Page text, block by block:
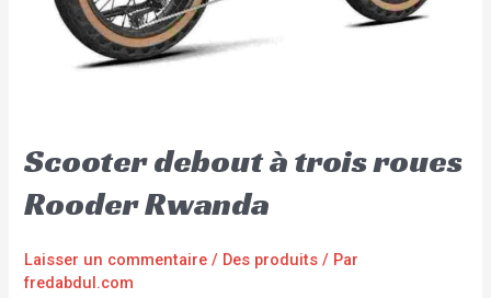
Scooter debout à trois roues
Rooder Rwanda
Laisser un commentaire / Des produits / Par
fredabdul.com